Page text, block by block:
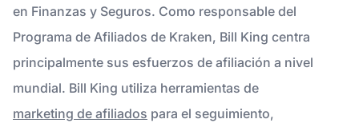
en Finanzas y Seguros. Como responsable del
Programa de Afiliados de Kraken, Bill King centra
principalmente sus esfuerzos de afiliación a nivel
mundial. Bill King utiliza herramientas de
marketing de afiliados para el seguimiento,